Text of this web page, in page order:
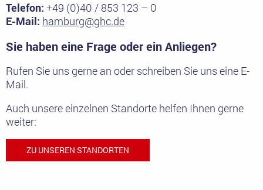
Telefon: +49 (0)40 / 853 123 – 0
E-Mail: hamburg@ghc.de
Sie haben eine Frage oder ein Anliegen?
Rufen Sie uns gerne an oder schreiben Sie uns eine E-
Mail.
Auch unsere einzelnen Standorte helfen Ihnen gerne
weiter:
ZU UNSEREN STANDORTEN